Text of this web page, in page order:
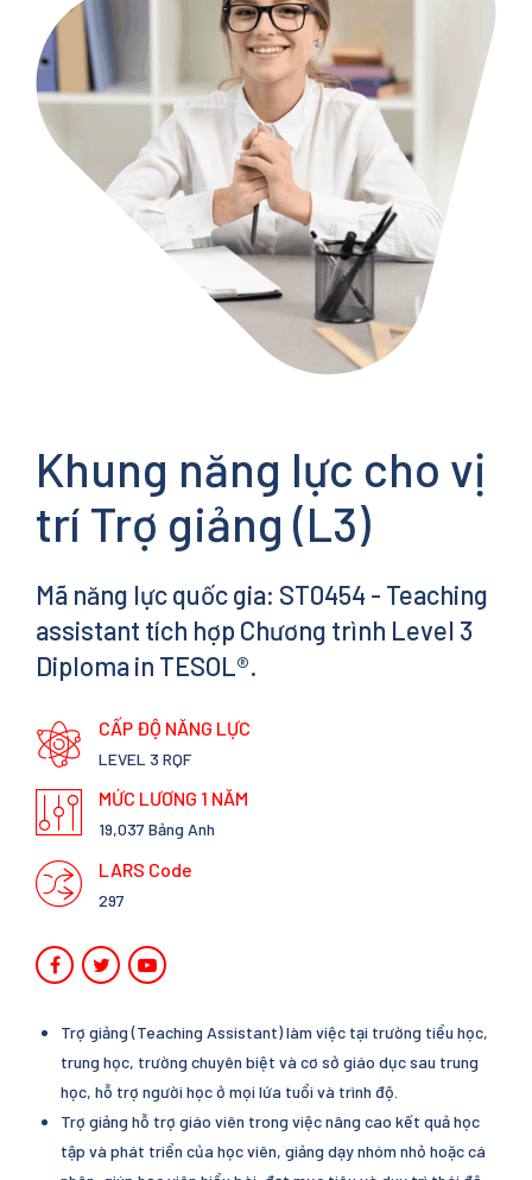
Khung năng lực cho vị
trí Trợ giảng (L3)
Mã năng lực quốc gia: ST0454 - Teaching
assistant tích hợp Chương trình Level 3
Diploma in TESOL®.
CẤP ĐỘ NĂNG LỰC
LEVEL 3 RQF
MỨC LƯƠNG 1 NĂM
19,037 Bảng Anh
LARS Code
297
Trợ giảng (Teaching Assistant) làm việc tại trường tiểu học,
trung học, trường chuyên biệt và cơ sở giáo dục sau trung
học, hỗ trợ người học ở mọi lứa tuổi và trình độ.
Trợ giảng hỗ trợ giáo viên trong việc nâng cao kết quả học
tập và phát triển của học viên, giảng dạy nhóm nhỏ hoặc cá